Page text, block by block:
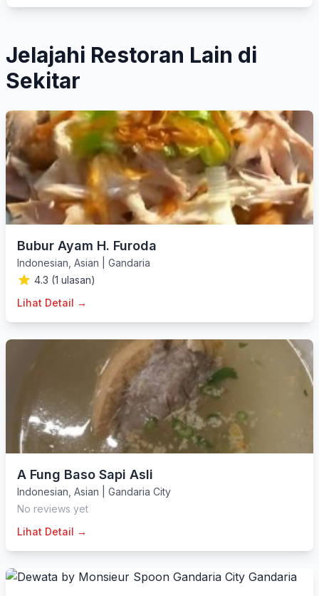
Jelajahi Restoran Lain di
Sekitar
Bubur Ayam H. Furoda
Indonesian Asian
Gandaria
4.3 (1 ulasan)
Lihat Detail →
A Fung Baso Sapi Asli
Indonesian Asian
Gandaria City
No reviews yet
Lihat Detail →